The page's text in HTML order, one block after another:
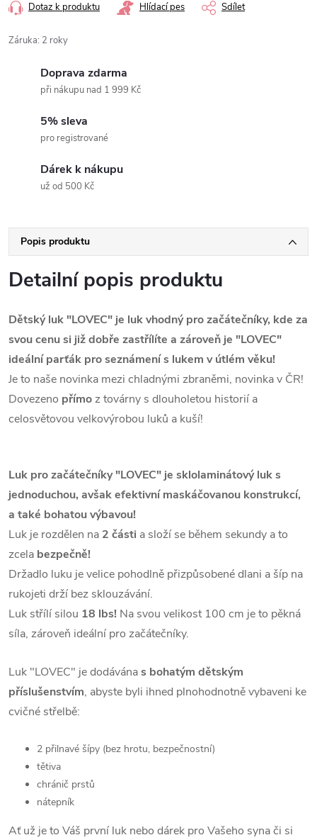
Dotaz k produktu Hlídací pes Sdílet
Záruka: 2 roky
Doprava zdarma
při nákupu nad 1 999 Kč
5% sleva
pro registrované
Dárek k nákupu
už od 500 Kč
Popis produktu
Detailní popis produktu
Dětský luk "LOVEC" je luk vhodný pro začátečníky, kde za
svou cenu si již dobře zastřílíte a zároveň je "LOVEC"
ideální parťák pro seznámení s lukem v útlém věku!
Je to naše novinka mezi chladnými zbraněmi, novinka v ČR!
Dovezeno přímoz továrny s dlouholetou historií a
celosvětovou velkovýrobou luků a kuší!
Luk pro začátečníky "LOVEC" je sklolaminátový luk s
jednoduchou, avšak efektivní maskáčovanou konstrukcí,
a také bohatou výbavou!
Luk je rozdělen na 2 části a složí se během sekundy a to
zcela bezpečně!
Držadlo luku je velice pohodlně přizpůsobené dlani a šíp na
rukojeti drží bez sklouzávání.
Luk střílí silou 18 lbs! Na svou velikost 100 cm je to pěkná
síla, zároveň ideální pro začátečníky.
Luk "LOVEC" je dodávánas bohatým dětským
příslušenstvím, abyste byli ihned plnohodnotně vybaveni ke
cvičné střelbě:
2 přilnavé šípy (bez hrotu, bezpečnostní)
tětiva
chránič prstů
nátepník
Ať už je to Váš první luk nebo dárek pro Vašeho syna či si